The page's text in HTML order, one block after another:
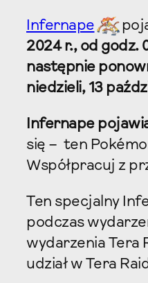
Infernape
2024 r., od godz.
następnie
niedzieli, 13
Infernape
się – ten
Współpracuj z
Ten specjalny
podczas
wydarzenia Tera
udział w Tera